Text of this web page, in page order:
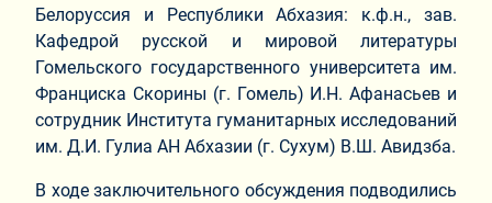
Белоруссия и Республики Абхазия: к.ф.н., зав.
Кафедрой русской и мировой литературы
Гомельского государственного университета им.
Франциска Скорины (г. Гомель) И.Н. Афанасьев и
сотрудник Института гуманитарных исследований
им. Д.И. Гулиа АН Абхазии (г. Сухум) В.Ш. Авидзба.
В ходе заключительного обсуждения подводились